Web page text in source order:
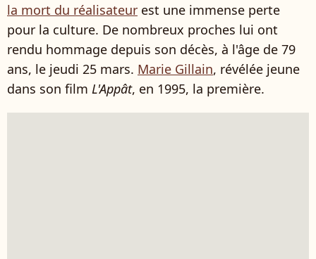
la mort du réalisateur est une immense perte
pour la culture. De nombreux proches lui ont
rendu hommage depuis son décès, à l'âge de 79
ans, le jeudi 25 mars. Marie Gillain, révélée jeune
dans son film L'Appât, en 1995, la première.